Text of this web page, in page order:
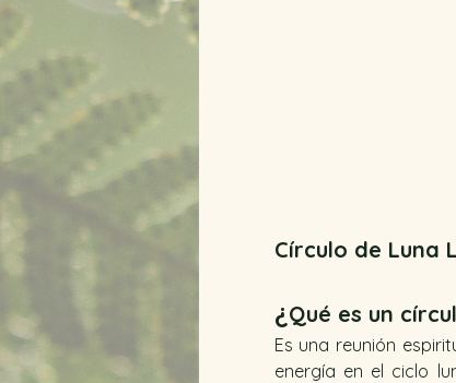
Círculo de Luna
¿ Qué es un
Es una reunión
energía en el ciclo